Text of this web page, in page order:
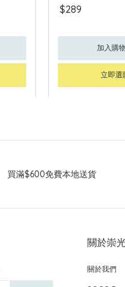
$289
加入購
立即選
買滿$600免費本地送貨
關於崇
關於我們